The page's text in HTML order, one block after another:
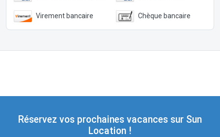
Virement bancaire Chèque bancaire
Réservez vos prochaines vacances sur Sun
Location !